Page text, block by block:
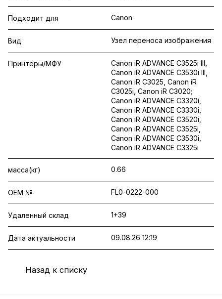
Подходит для Canon
Вид Узел переноса изображения
Принтеры/МФУ
Canon iR ADVANCE C3525i III,
Canon iR ADVANCE C3530i III,
Canon iR C3025, Canon iR
C3025i, Canon iR C3020;
Canon iR ADVANCE C3320i,
Canon iR ADVANCE C3330i,
Canon iR ADVANCE C3520i,
Canon iR ADVANCE C3525i,
Canon iR ADVANCE C3530i,
Canon iR ADVANCE C3325i
масса(кг) 0.66
OEM № FL0-0222-000
Удаленный склад 1+39
Дата актуальности 09.08.26 12:19
Назад к списку